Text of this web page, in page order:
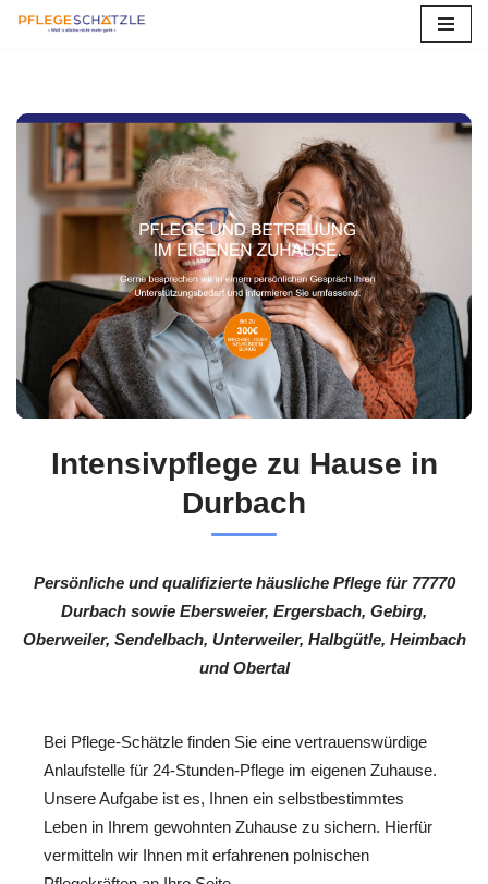
springen
Intensivpflege zu Hause in
Durbach
Persönliche und qualifizierte häusliche Pflege für 77770
Durbach sowie Ebersweier, Ergersbach, Gebirg,
Oberweiler, Sendelbach, Unterweiler, Halbgütle, Heimbach
und Obertal
Bei Pflege-Schätzle finden Sie eine vertrauenswürdige
Anlaufstelle für 24-Stunden-Pflege im eigenen Zuhause.
Unsere Aufgabe ist es, Ihnen ein selbstbestimmtes
Leben in Ihrem gewohnten Zuhause zu sichern. Hierfür
vermitteln wir Ihnen mit erfahrenen polnischen